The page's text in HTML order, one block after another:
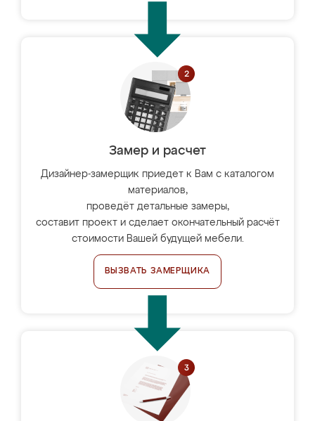
Замер и расчет
Дизайнер-замерщик приедет к Вам с каталогом
материалов,
проведёт детальные замеры,
составит проект и сделает окончательный расчёт
стоимости Вашей будущей мебели.
ВЫЗВАТЬ ЗАМЕРЩИКА